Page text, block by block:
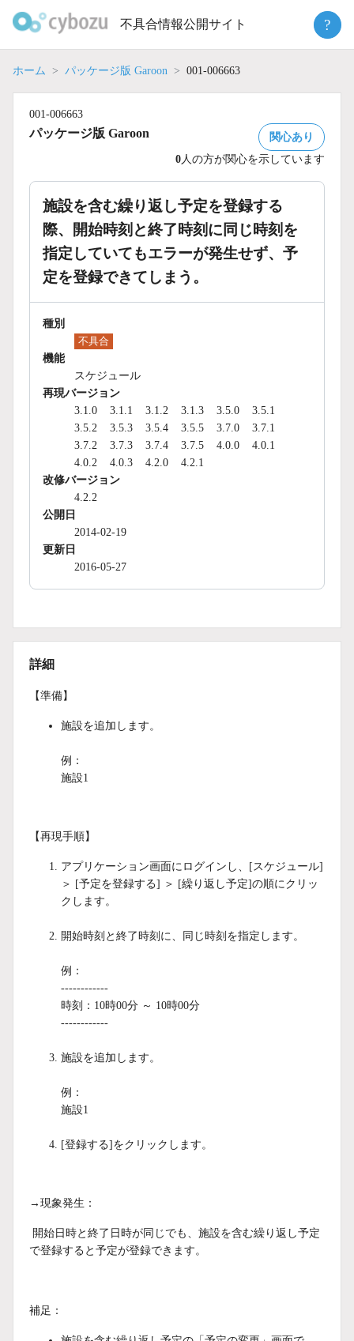
不具合情報公開サイト ?
ホーム パッケージ版 Garoon 001-006663
001-006663
パッケージ版 Garoon
関心あり
0 人の方が関心を示しています
施設を含む繰り返し予定を登録する
際、開始時刻と終了時刻に同じ時刻を
指定していてもエラーが発生せず、予
定を登録できてしまう。
種別
不具合
機能
スケジュール
再現バージョン
3.1.0
3.1.1 3.1.2 3.1.3 3.5.0
3.5.1
3.5.2
3.5.3 3.5.4 3.5.5 3.7.0
3.7.1
3.7.2
3.7.3 3.7.4 3.7.5 4.0.0
4.0.1
4.0.2
4.0.3 4.2.0
4.2.1
改修バージョン
4.2.2
公開日
2014-02-19
更新日
2016-05-27
詳細
【準備】
施設を追加します。
例：
施設1
【再現手順】
アプリケーション画面にログインし、[スケジュール]
＞ [予定を登録する] ＞ [繰り返し予定]の順にクリッ
クします。
開始時刻と終了時刻に、同じ時刻を指定します。
例：
------------
時刻：10時00分 ～ 10時00分
------------
施設を追加します。
例：
施設1
[登録する]をクリックします。
→現象発生：
開始日時と終了日時が同じでも、施設を含む繰り返し予定
で登録すると予定が登録できます。
補足：